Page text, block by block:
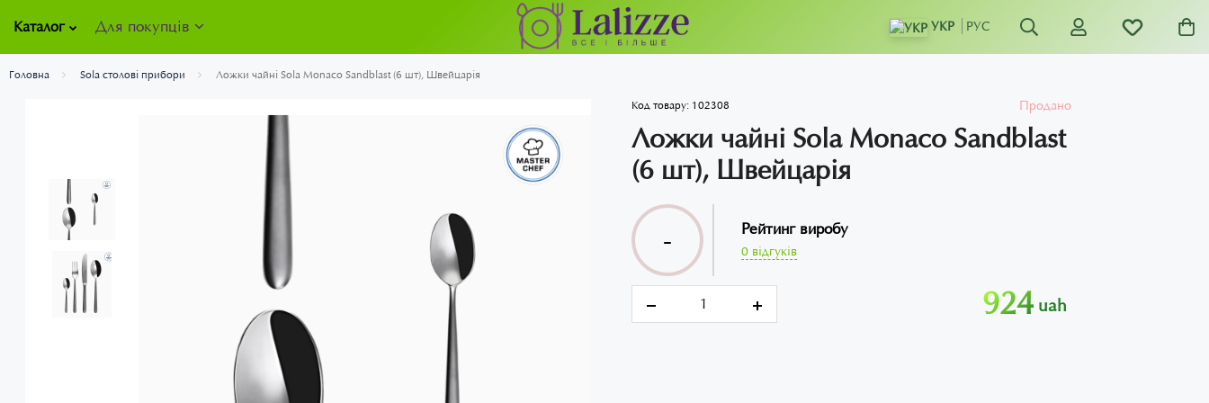
Каталог Для покупців УКР РУС
Головна Sola столові прибори Ложки чайні Sola Monaco Sandblast (6 шт), Швейцарія
Код товару: 102308 Продано
Ложки чайні Sola Monaco Sandblast
(6 шт), Швейцарія
- Рейтинг виробу
0 відгуків
924 uah